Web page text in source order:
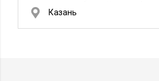
Казань